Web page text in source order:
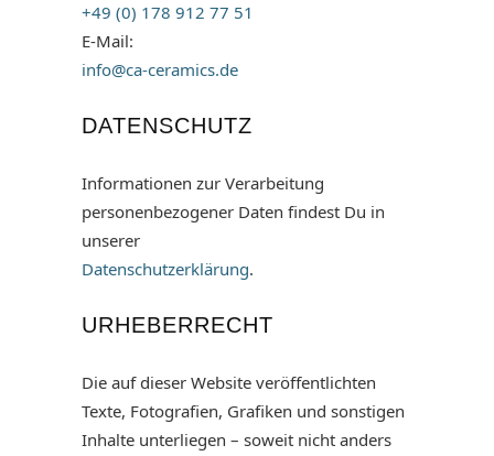
+49 (0) 178 912 77 51
E-Mail:
info@ca-ceramics.de
DATENSCHUTZ
Informationen zur Verarbeitung
personenbezogener Daten findest Du in
unserer
Datenschutzerklärung.
URHEBERRECHT
Die auf dieser Website veröffentlichten
Texte, Fotografien, Grafiken und sonstigen
Inhalte unterliegen – soweit nicht anders